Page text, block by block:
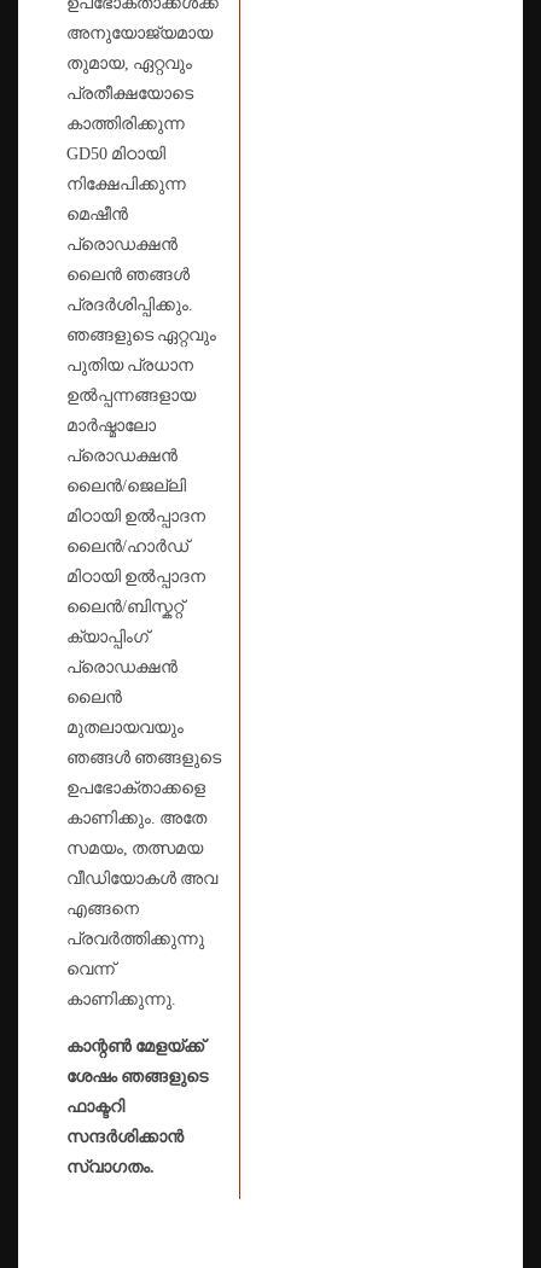
അനുയോജ്യമായ
തുമായ, ഏറ്റവും
പ്രതീക്ഷയോടെ
കാത്തിരിക്കുന്ന
GD50 മിഠായി
നിക്ഷേപിക്കുന്ന
മെഷീൻ
പ്രൊഡക്ഷൻ
ലൈൻ ഞങ്ങൾ
പ്രദർശിപ്പിക്കും.
ഞങ്ങളുടെ ഏറ്റവും
പുതിയ പ്രധാന
ഉൽപ്പന്നങ്ങളായ
മാർഷ്മാലോ
പ്രൊഡക്ഷൻ
ലൈൻ/ജെല്ലി
മിഠായി ഉൽപ്പാദന
ലൈൻ/ഹാർഡ്
മിഠായി ഉൽപ്പാദന
ലൈൻ/ബിസ്കറ്റ്
ക്യാപ്പിംഗ്
പ്രൊഡക്ഷൻ
ലൈൻ
മുതലായവയും
ഞങ്ങൾ ഞങ്ങളുടെ
ഉപഭോക്താക്കളെ
കാണിക്കും. അതേ
സമയം, തത്സമയ
വീഡിയോകൾ അവ
എങ്ങനെ
പ്രവർത്തിക്കുന്നു
വെന്ന്
കാണിക്കുന്നു.
കാന്റൺ മേളയ്ക്ക്
ശേഷം ഞങ്ങളുടെ
ഫാക്ടറി
സന്ദർശിക്കാൻ
സ്വാഗതം.